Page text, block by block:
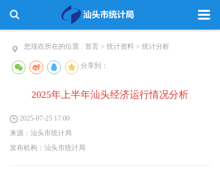
您现在所在的位置 : 首页 > 统计资料 > 统计分析
分享到：
2025年上半年汕头经济运行情况分析
2025-07-25 17:00
来源： 汕头市统计局
发布机构： 汕头市统计局